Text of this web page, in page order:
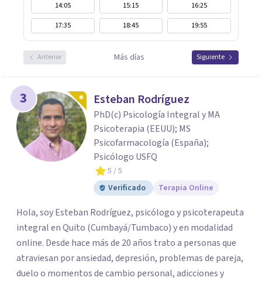
14:05 15:15
16:25
17:35
18:45 19:55
Anterior Más días Siguiente
3 Esteban Rodríguez
PhD(c) Psicología Integral y MA
Psicoterapia (EEUU); MS
Psicofarmacología (España);
Psicólogo USFQ
5 / 5
Verificado
Terapia Online
Hola, soy Esteban Rodríguez, psicólogo y psicoterapeuta
integral en Quito (Cumbayá/Tumbaco) y en modalidad
online. Desde hace más de 20 años trato a personas que
atraviesan por ansiedad, depresión, problemas de pareja,
duelo o momentos de cambio personal, adicciones y